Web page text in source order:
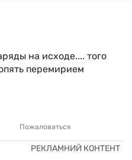
на исходе.... того
перемирием
Пожаловаться